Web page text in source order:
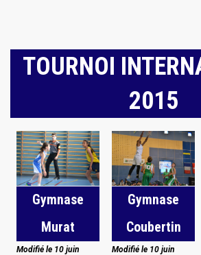
TOURNOI
2015
Gymnase
Murat
Modifié le 10 juin
Gymnase
Coubertin
Modifié le 10 juin